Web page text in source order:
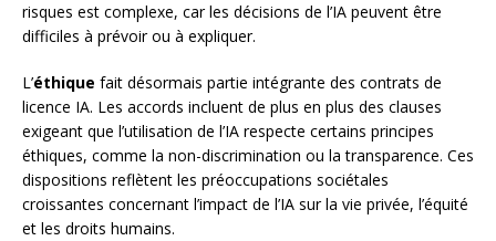
risques est complexe, car les décisions de l’IA peuvent être
difficiles à prévoir ou à expliquer.
L’éthique fait désormais partie intégrante des contrats de
licence IA. Les accords incluent de plus en plus des clauses
exigeant que l’utilisation de l’IA respecte certains principes
éthiques, comme la non-discrimination ou la transparence. Ces
dispositions reflètent les préoccupations sociétales
croissantes concernant l’impact de l’IA sur la vie privée, l’équité
et les droits humains.